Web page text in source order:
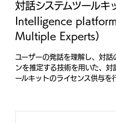
対話システムツールキ
Intelligence
Multiple Experts）
ユーザーの発話を理解し、対話
ンを推定する技術を用いた、対
ールキットのライセンス供与を